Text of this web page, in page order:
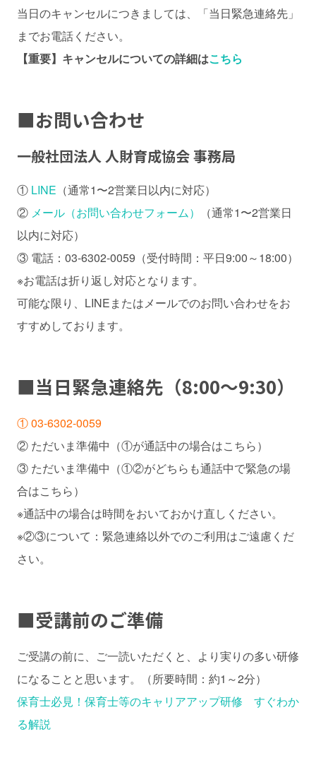
当日のキャンセルにつきましては、「当日緊急連絡先」
までお電話ください。
【重要】キャンセルについての詳細はこちら
■お問い合わせ
一般社団法人 人財育成協会 事務局
① LINE （通常1〜2営業日以内に対応）
② メール（お問い合わせフォーム）
（通常1〜2営業日
以内に対応）
③ 電話：03-6302-0059（受付時間：平日9:00～18:00）
※お電話は折り返し対応となります。
可能な限り、LINEまたはメールでのお問い合わせをお
すすめしております。
■当日緊急連絡先 （8:00～9:30）
① 03-6302-0059
② ただいま準備中（①が通話中の場合はこちら）
③ ただいま準備中（①②がどちらも通話中で緊急の場
合はこちら）
※通話中の場合は時間をおいておかけ直しください。
※②③について：緊急連絡以外でのご利用はご遠慮くだ
さい。
■受講前のご準備
ご受講の前に、ご一読いただくと、より実りの多い研修
になることと思います。（所要時間：約1～2分）
保育士必見！保育士等のキャリアアップ研修 すぐわか
る解説